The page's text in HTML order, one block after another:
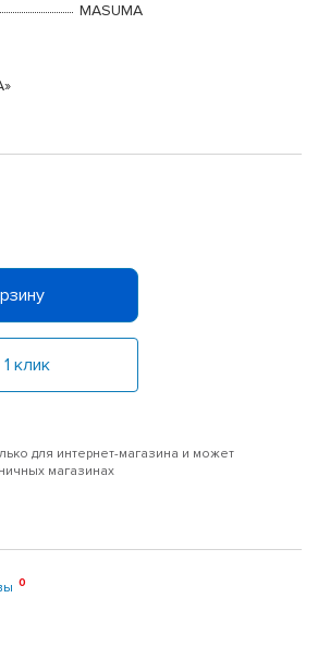
MASUMA
клик
для интернет-магазина и может
магазинах